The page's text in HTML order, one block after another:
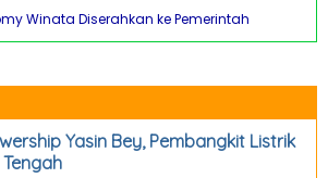
Winata Diserahkan ke Pemerintah
Yasin Bey, Pembangkit Listrik